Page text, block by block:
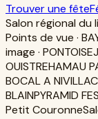
Trouver une fête
Salon régional du
Points de vue ·
image · PONTOISE
OUISTREHAMAU
BOCAL A
BLAINPYRAMID
Petit Couronne